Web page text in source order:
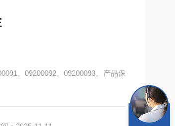
、09200092、09200093。产品保